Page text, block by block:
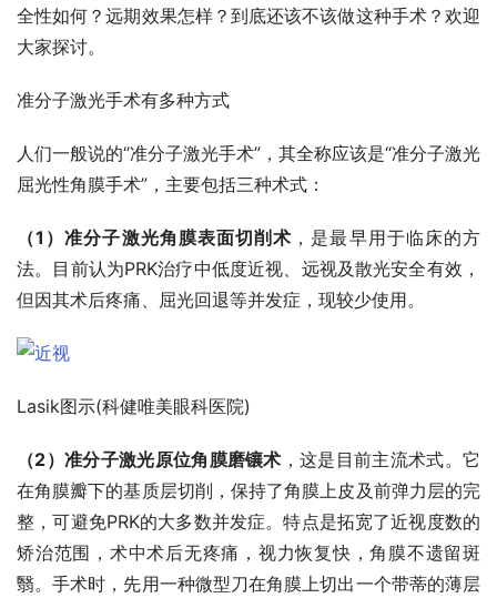
全性如何？远期效果怎样？到底还该不该做这种手术？欢迎
大家探讨。
准分子激光手术有多种方式
人们一般说的“准分子激光手术”，其全称应该是“准分子激光
屈光性角膜手术”，主要包括三种术式：
（1）准分子激光角膜表面切削术 ，是最早用于临床的方
法。目前认为PRK治疗中低度近视、远视及散光安全有效，
但因其术后疼痛、屈光回退等并发症，现较少使用。
Lasik图示(科健唯美眼科医院)
（2）准分子激光原位角膜磨镶术 ，这是目前主流术式。它
在角膜瓣下的基质层切削，保持了角膜上皮及前弹力层的完
整，可避免PRK的大多数并发症。特点是拓宽了近视度数的
矫治范围，术中术后无疼痛，视力恢复快，角膜不遗留斑
翳。手术时，先用一种微型刀在角膜上切出一个带蒂的薄层